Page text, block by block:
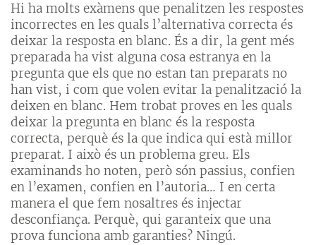
Hi ha molts exàmens que penalitzen les respostes
incorrectes en les quals l’alternativa correcta és
deixar la resposta en blanc. És a dir, la gent més
preparada ha vist alguna cosa estranya en la
pregunta que els que no estan tan preparats no
han vist, i com que volen evitar la penalització la
deixen en blanc. Hem trobat proves en les quals
deixar la pregunta en blanc és la resposta
correcta, perquè és la que indica qui està millor
preparat. I això és un problema greu. Els
examinands ho noten, però són passius, confien
en l’examen, confien en l’autoria… I en certa
manera el que fem nosaltres és injectar
desconfiança. Perquè, qui garanteix que una
prova funciona amb garanties? Ningú.